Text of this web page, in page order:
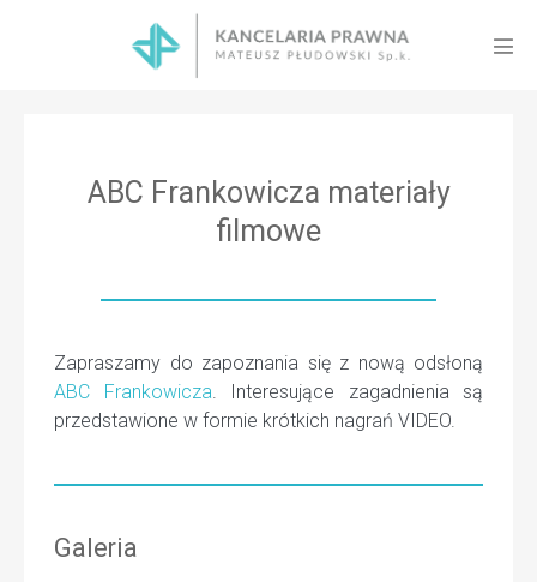
ABC Frankowicza materiały
filmowe
Zapraszamy do zapoznania się z nową odsłoną
ABC Frankowicza. Interesujące zagadnienia są
przedstawione w formie krótkich nagrań VIDEO.
Galeria